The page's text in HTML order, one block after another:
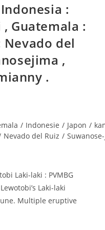
:
Guatemala :
Nevado del
,
.
/ Indonesie / Japon /
Nevado del Ruiz /
Laki-laki : PVMBG
Laki-laki
Multiple eruptive